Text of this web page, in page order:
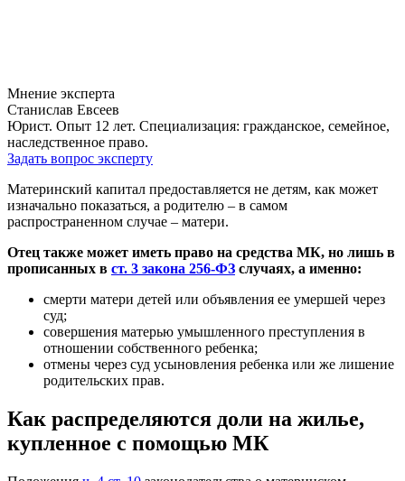
Мнение эксперта
Станислав Евсеев
Юрист. Опыт 12 лет. Специализация: гражданское, семейное,
наследственное право.
Задать вопрос эксперту
Материнский капитал предоставляется не детям, как может
изначально показаться, а родителю – в самом
распространенном случае – матери.
Отец также может иметь право на средства МК, но лишь в
прописанных в ст. 3 закона 256-ФЗ случаях, а именно:
смерти матери детей или объявления ее умершей через
суд;
совершения матерью умышленного преступления в
отношении собственного ребенка;
отмены через суд усыновления ребенка или же лишение
родительских прав.
Как распределяются доли на жилье,
купленное с помощью МК